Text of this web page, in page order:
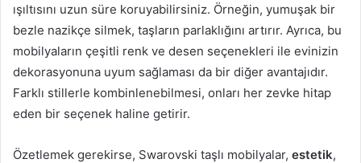
ışıltısını uzun süre koruyabilirsiniz. Örneğin, yumuşak bir
bezle nazikçe silmek, taşların parlaklığını artırır. Ayrıca, bu
mobilyaların çeşitli renk ve desen seçenekleri ile evinizin
dekorasyonuna uyum sağlaması da bir diğer avantajıdır.
Farklı stillerle kombinlenebilmesi, onları her zevke hitap
eden bir seçenek haline getirir.
Özetlemek gerekirse, Swarovski taşlı mobilyalar, estetik,